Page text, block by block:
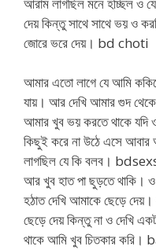
দেয় কিন্তু সাথে সাথে ভয় ও
জোরে ভরে দেয়। bd choti
আমার এতো লাগে যে আমি
যায়। আর দেখি আমার গুদ
আমার খুব ভয় করতে থাকে যদি
কিছুই করে না উঠে এসে
লাগছিল যে কি বলব।
আর খুব হাত পা ছুড়তে থাকি।
হঠাত দেখি আমাকে ছেড়ে
ছেড়ে দেয় কিন্তু না ও দেখি
থাকে আমি খুব চিতকার